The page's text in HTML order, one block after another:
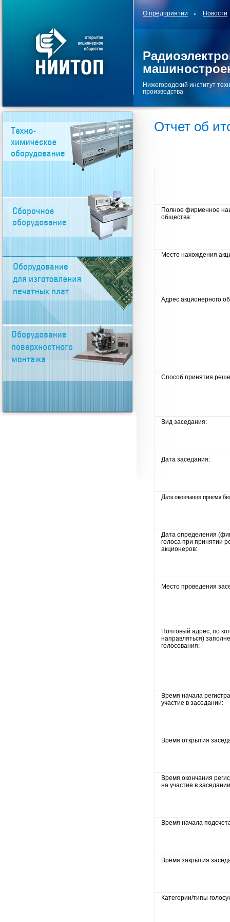
О предприятии Новости
Нижегородский институт
производства
Отчет об
Полное фирменное
общества:
Место нахождения
Адрес акционерного
Способ принятия
Вид заседания:
Дата заседания:
Дата окончания приема
Дата определения
голоса при принятии
акционеров:
Место проведения
Почтовый адрес, по
направляться)
голосования:
Время начала
участие в заседании:
Время открытия
Время окончания
на участие в
Время начала
Время закрытия
Категории/типы